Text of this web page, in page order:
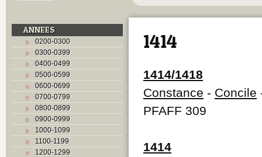
ANNEES
0200-0300
0300-0399
0400-0499
0500-0599
0600-0699
0700-0799
0800-0899
0900-0999
1000-1099
1100-1199
1200-1299
1414
1414/1418
Constance - Concile
PFAFF 309
1414